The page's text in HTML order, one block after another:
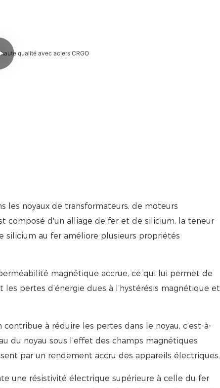
les noyaux de transformateurs, de moteurs
composé d'un alliage de fer et de silicium, la teneur
silicium au fer améliore plusieurs propriétés
magnétique accrue, ce qui lui permet de
pertes d’énergie dues à l’hystérésis magnétique et
contribue à réduire les pertes dans le noyau, c’est-à-
du noyau sous l’effet des champs magnétiques
par un rendement accru des appareils électriques.
une résistivité électrique supérieure à celle du fer